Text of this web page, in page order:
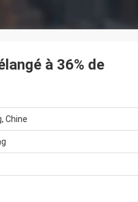
à 36% de
Chine